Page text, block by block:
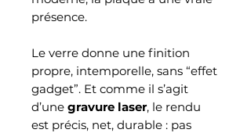
présence.
Le verre donne une finition
propre, intemporelle, sans “effet
gadget”. Et comme il s’agit
d’une gravure laser, le rendu
est précis, net, durable : pas